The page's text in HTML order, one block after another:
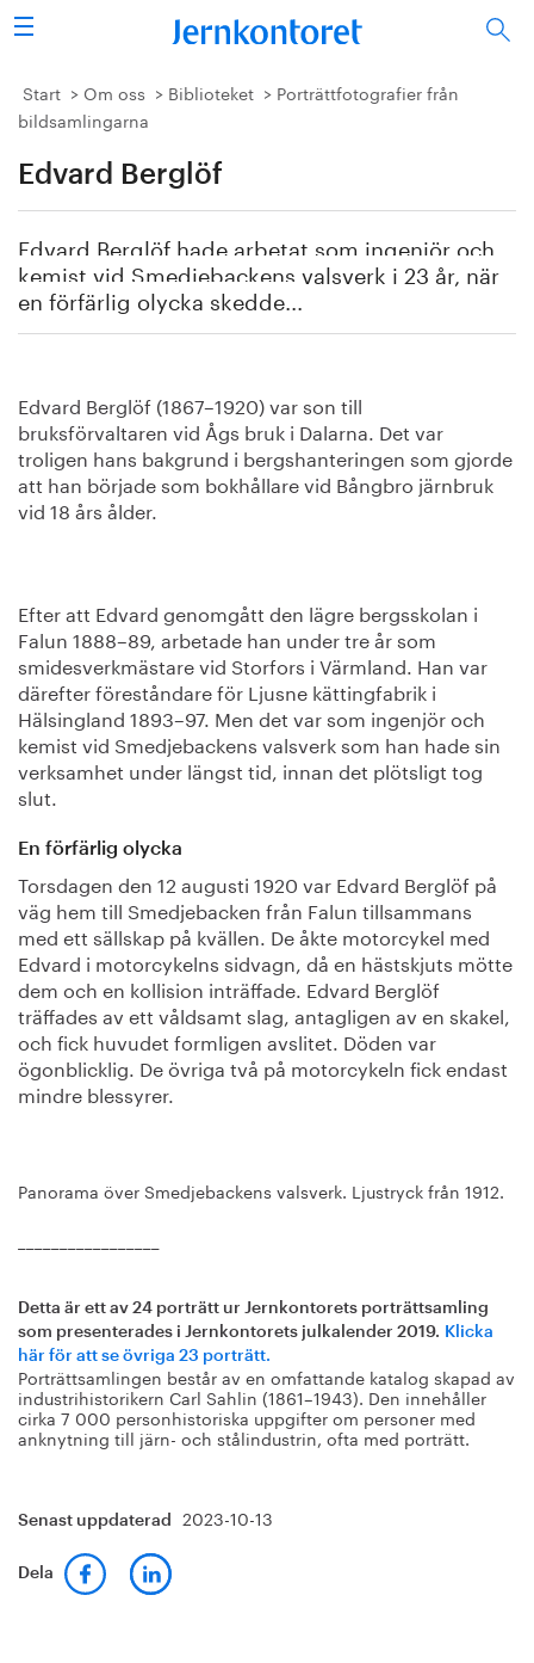
Sök
Stålindustrin
Forskning/utbildning
Energi/miljö
Vi tycker
Bildbank
Om oss
Start Om oss Biblioteket
Porträttfotografier från
bildsamlingarna
Edvard Berglöf
Edvard Berglöf hade arbetat som ingenjör och
kemist vid Smedjebackens valsverk i 23 år, när
en förfärlig olycka skedde.
Edvard Berglöf (1867–1920) var son till
bruksförvaltaren vid Ågs bruk i Dalarna. Det var
troligen hans bakgrund i bergshanteringen som gjorde
att han började som bokhållare vid Bångbro järnbruk
vid 18 års ålder.
Efter att Edvard genomgått den lägre bergsskolan i
Falun 1888–89, arbetade han under tre år som
smidesverkmästare vid Storfors i Värmland. Han var
därefter föreståndare för Ljusne kättingfabrik i
Hälsingland 1893–97. Men det var som ingenjör och
kemist vid Smedjebackens valsverk som han hade sin
verksamhet under längst tid, innan det plötsligt tog
slut.
En förfärlig olycka
Torsdagen den 12 augusti 1920 var Edvard Berglöf på
väg hem till Smedjebacken från Falun tillsammans
med ett sällskap på kvällen. De åkte motorcykel med
Edvard i motorcykelns sidvagn, då en hästskjuts mötte
dem och en kollision inträffade. Edvard Berglöf
träffades av ett våldsamt slag, antagligen av en skakel,
och fick huvudet formligen avslitet. Döden var
ögonblicklig. De övriga två på motorcykeln fick endast
mindre blessyrer.
Panorama över Smedjebackens valsverk. Ljustryck från 1912.
Detta är ett av 24 porträtt ur Jernkontorets porträttsamling
som presenterades i Jernkontorets julkalender 2019. Klicka
här för att se övriga 23 porträtt.
Porträttsamlingen består av en omfattande katalog skapad av
industrihistorikern Carl Sahlin (1861–1943). Den innehåller
cirka 7 000 personhistoriska uppgifter om personer med
anknytning till järn- och stålindustrin, ofta med porträtt.
Senast uppdaterad 2023-10-13
Dela